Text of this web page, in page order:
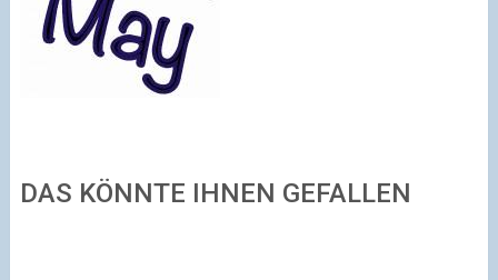
DAS KÖNNTE IHNEN GEFALLEN